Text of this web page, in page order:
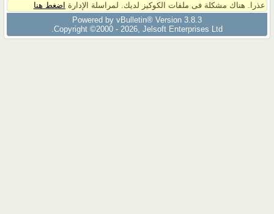
عذرا. هناك مشكلة فى ملفات الكوكيز لديك. لمراسلة الإدارة اضغط هنا
Powered by vBulletin® Version 3.8.3
Copyright ©2000 - 2026, Jelsoft Enterprises Ltd.